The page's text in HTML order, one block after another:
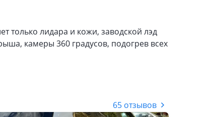
только лидара и кожи, заводской лэд
камеры 360 градусов, подогрев всех
65 отзывов